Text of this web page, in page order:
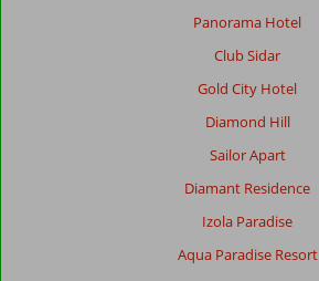
Panorama Hotel
Club Sidar
Gold City Hotel
Diamond Hill
Sailor Apart
Diamant Residence
Izola Paradise
Aqua Paradise Resort